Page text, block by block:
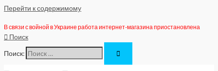
Перейти к содержимому
В связи с войной в Украине работа интернет-магазина приостановлена
Поиск
Поиск: